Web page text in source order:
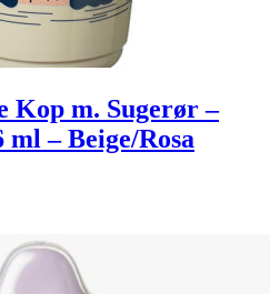
Kop m. Sugerør –
ml – Beige/Rosa